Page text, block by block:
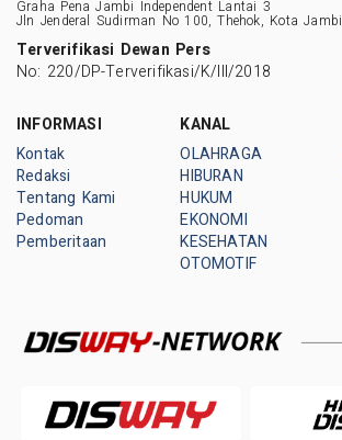
Graha Pena Jambi Independent Lantai 3
Jln Jenderal Sudirman No 100, Thehok, Kota Jambi
Terverifikasi Dewan Pers
No: 220/DP-Terverifikasi/K/III/2018
INFORMASI
Kontak
Redaksi
Tentang Kami
Pedoman
Pemberitaan
KANAL
OLAHRAGA
HIBURAN
HUKUM
EKONOMI
KESEHATAN
OTOMOTIF